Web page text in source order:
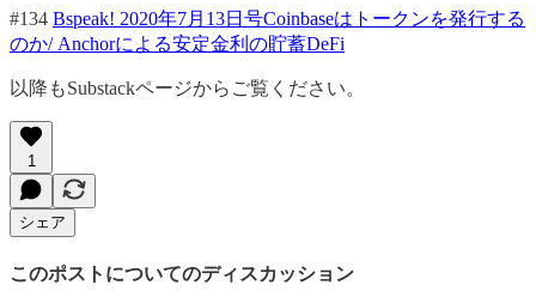
#134 Bspeak! 2020年7月13日号Coinbaseはトークンを発行する
のか/ Anchorによる安定金利の貯蓄DeFi
以降もSubstackページからご覧ください。
1
シェア
このポストについてのディスカッション